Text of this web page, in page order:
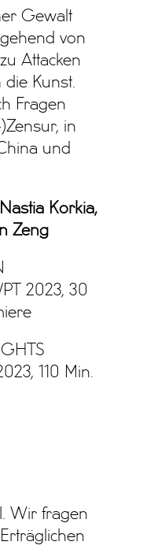
Gewalt
von
Attacken
Kunst.
Fragen
in
und
Korkia,
Zeng
2023, 30
110 Min.
Wir fragen